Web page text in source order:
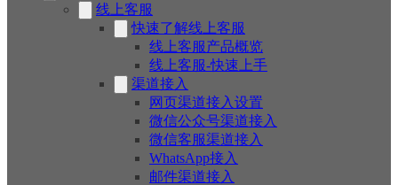
线上客服
快速了解线上客服
线上客服产品概览
线上客服-快速上手
渠道接入
网页渠道接入设置
微信公众号渠道接入
微信客服渠道接入
WhatsApp接入
邮件渠道接入